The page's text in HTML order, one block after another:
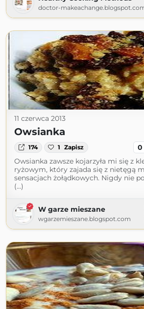
doctor-
11 czerwca 2013
Owsianka
174 1 Zapisz 0
Owsianka zawsze kojarzyła mi się z
ryżowym, który zajada się z nietęgą
sensacjach żołądkowych. Nigdy nie
(...)
W garze mieszane
wgarzemieszane.blogspot.com